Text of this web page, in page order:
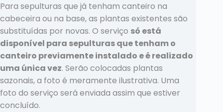
Para sepulturas que já tenham canteiro na
cabeceira ou na base, as plantas existentes são
substituídas por novas. O serviço só está
disponível para sepulturas que tenham o
canteiro previamente instalado e é realizado
uma única vez. Serão colocadas plantas
sazonais, a foto é meramente ilustrativa. Uma
foto do serviço será enviada assim que estiver
concluído.